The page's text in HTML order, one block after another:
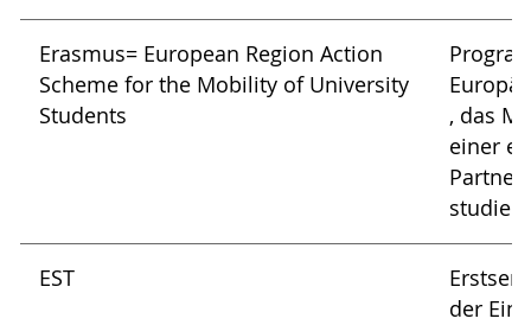
Erasmus= European Region Action
Scheme for the Mobility of University
Students
, das
einer
EST
der